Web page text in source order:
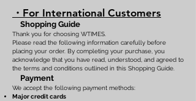
・For International Customers
Shopping Guide
Thank you for choosing WTIMES.
Please read the following information carefully before
placing your order. By completing your purchase, you
acknowledge that you have read, understood, and agreed to
the terms and conditions outlined in this Shopping Guide.
Payment
We accept the following payment methods:
Major credit cards